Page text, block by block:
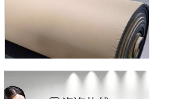
自粘橡塑保温板